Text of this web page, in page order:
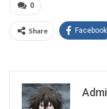
0
Share Facebook